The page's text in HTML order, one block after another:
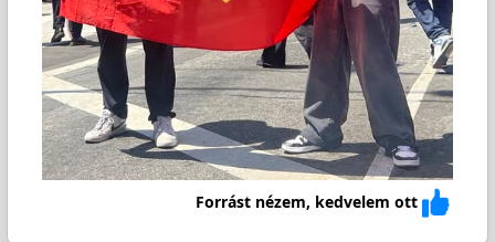
Forrást nézem, kedvelem ott